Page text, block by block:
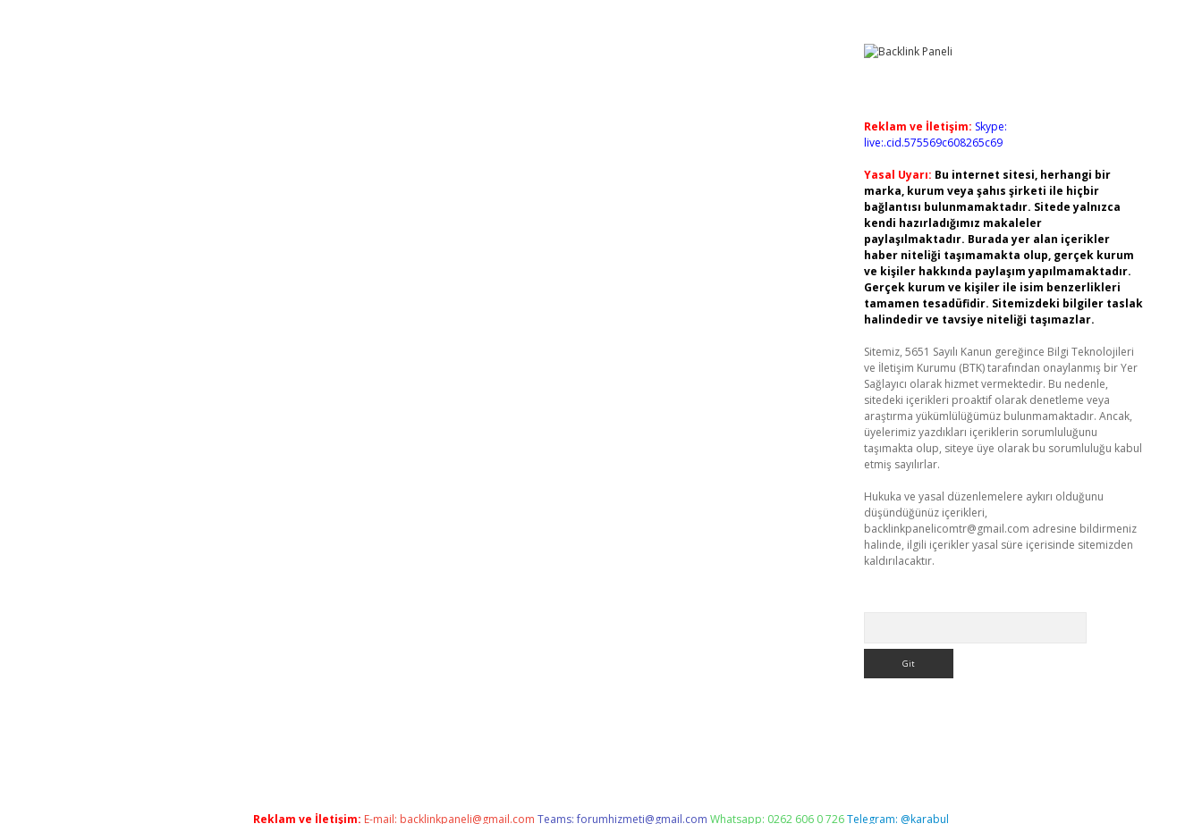
Reklam ve İletişim: Skype:
live:.cid.575569c608265c69
Yasal Uyarı: Bu internet sitesi, herhangi bir
marka, kurum veya şahıs şirketi ile hiçbir
bağlantısı bulunmamaktadır. Sitede yalnızca
kendi hazırladığımız makaleler
paylaşılmaktadır. Burada yer alan içerikler
haber niteliği taşımamakta olup, gerçek kurum
ve kişiler hakkında paylaşım yapılmamaktadır.
Gerçek kurum ve kişiler ile isim benzerlikleri
tamamen tesadüfidir. Sitemizdeki bilgiler taslak
halindedir ve tavsiye niteliği taşımazlar.
Sitemiz, 5651 Sayılı Kanun gereğince Bilgi Teknolojileri
ve İletişim Kurumu (BTK) tarafından onaylanmış bir Yer
Sağlayıcı olarak hizmet vermektedir. Bu nedenle,
sitedeki içerikleri proaktif olarak denetleme veya
araştırma yükümlülüğümüz bulunmamaktadır. Ancak,
üyelerimiz yazdıkları içeriklerin sorumluluğunu
taşımakta olup, siteye üye olarak bu sorumluluğu kabul
etmiş sayılırlar.
Hukuka ve yasal düzenlemelere aykırı olduğunu
düşündüğünüz içerikleri,
backlinkpanelicomtr@gmail.com adresine bildirmeniz
halinde, ilgili içerikler yasal süre içerisinde sitemizden
kaldırılacaktır.
Reklam ve İletişim: E-mail: backlinkpaneli@gmail.com Teams:forumhizmeti@gmail.com Whatsapp: 0262 606 0 726Telegram: @karabul